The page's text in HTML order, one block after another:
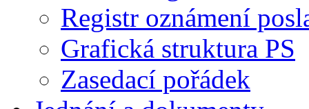
Registr oznámení
Grafická struktura PS
Zasedací pořádek